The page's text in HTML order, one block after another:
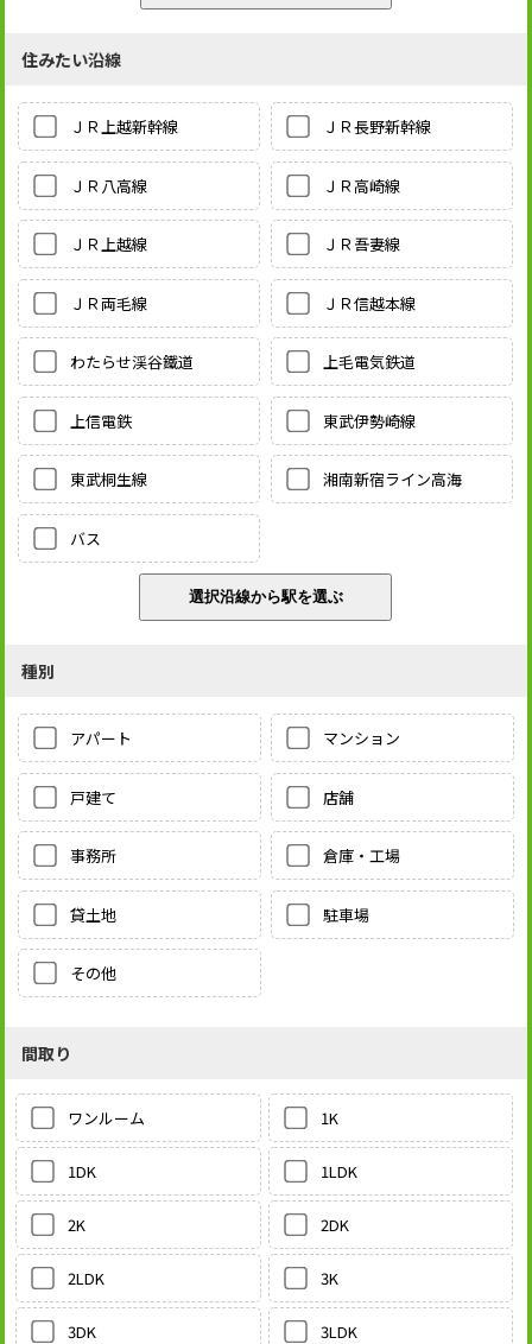
住みたい沿線
ＪＲ上越新幹線 ＪＲ長野新幹線
ＪＲ八高線 ＪＲ高崎線
ＪＲ上越線 ＪＲ吾妻線
ＪＲ両毛線 ＪＲ信越本線
わたらせ渓谷鐵道 上毛電気鉄道
上信電鉄 東武伊勢崎線
東武桐生線 湘南新宿ライン高海
バス
種別
アパート マンション
戸建て 店舗
事務所 倉庫・工場
貸土地 駐車場
その他
間取り
ワンルーム 1K
1DK 1LDK
2K 2DK
2LDK 3K
3DK 3LDK